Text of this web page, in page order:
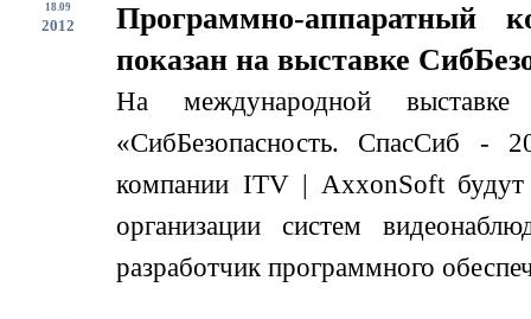
18.09
2012
Программно-аппаратный
показан на выставке
На международной
«СибБезопасность. СпасСиб -
компании ITV | AxxonSoft будут
организации систем
разработчик программного